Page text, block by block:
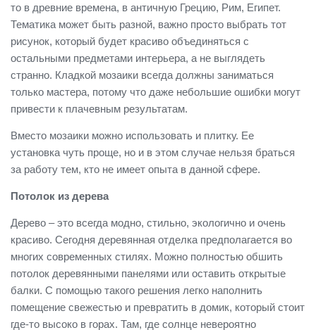
то в древние времена, в античную Грецию, Рим, Египет.
Тематика может быть разной, важно просто выбрать тот
рисунок, который будет красиво объединяться с
остальными предметами интерьера, а не выглядеть
странно. Кладкой мозаики всегда должны заниматься
только мастера, потому что даже небольшие ошибки могут
привести к плачевным результатам.
Вместо мозаики можно использовать и плитку. Ее
установка чуть проще, но и в этом случае нельзя браться
за работу тем, кто не имеет опыта в данной сфере.
Потолок из дерева
Дерево – это всегда модно, стильно, экологично и очень
красиво. Сегодня деревянная отделка предполагается во
многих современных стилях. Можно полностью обшить
потолок деревянными панелями или оставить открытые
балки. С помощью такого решения легко наполнить
помещение свежестью и превратить в домик, который стоит
где-то высоко в горах. Там, где солнце невероятно